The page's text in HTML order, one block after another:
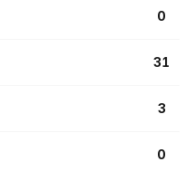
0
31
3
0